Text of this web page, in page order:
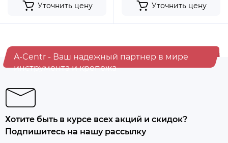
Уточнить цену Уточнить цену
A-Centr - Ваш надежный партнер в мире
инструмента и крепежа
Хотите быть в курсе всех акций и скидок?
Подпишитесь на нашу рассылку